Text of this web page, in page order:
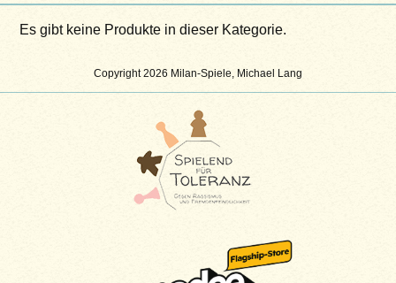
Copyright 2026 Milan-Spiele, Michael Lang
Es gibt keine Produkte in dieser Kategorie.